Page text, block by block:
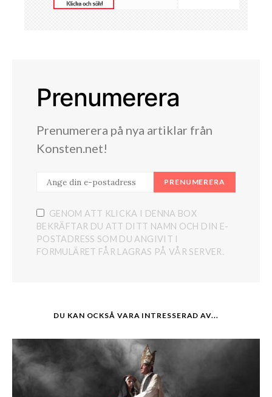
Prenumerera
Prenumerera på nya artiklar från
Konsten.net!
PRENUMERERA
GENOM ATT KLICKA I DENNA BOX
BEKRÄFTAR DU ATT DITT NAMN OCH DIN E-
POSTADRESS SOM DU ANGIVIT I
FORMULÄRET FÅR LAGRAS PÅ VÅR SERVER.
DU KAN OCKSÅ VARA INTRESSERAD AV...